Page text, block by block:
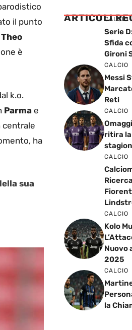
il punto
Theo
è
k.o.
Parma e
centrale
ha
sua
ARTICOLICALCIO
Serie
Sfida
Gironi
CALCIO
Messi
Reti
CALCIO
ritira la
CALCIO
CALCIO
Kolo
Nuovo
2025
CALCIO
la